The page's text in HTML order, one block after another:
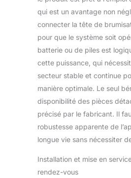
À
qui est un avantage non
connecter la tête de
pour que le système soit
batterie ou de piles est
cette puissance, qui
secteur stable et continue
manière optimale. Le seul
disponibilité des pièces
précisé par le fabricant. Il
robustesse apparente de
longue vie sans nécessiter
Installation et mise en
rendez-vous